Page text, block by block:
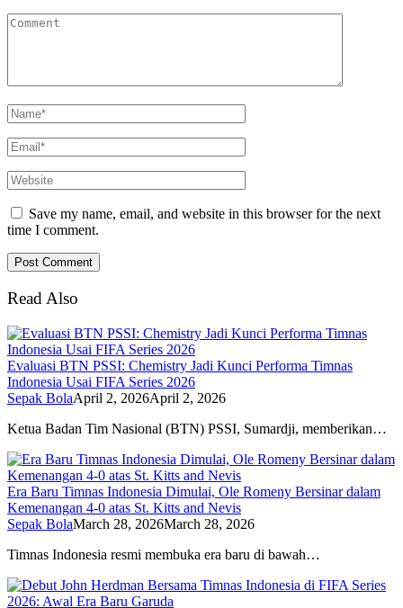
Save my name, email, and website in this browser for the next
time I comment.
Read Also
Evaluasi BTN PSSI: Chemistry Jadi Kunci Performa Timnas
Indonesia Usai FIFA Series 2026
Sepak BolaApril 2, 2026April 2, 2026
Ketua Badan Tim Nasional (BTN) PSSI, Sumardji, memberikan…
Era Baru Timnas Indonesia Dimulai, Ole Romeny Bersinar dalam
Kemenangan 4-0 atas St. Kitts and Nevis
Sepak BolaMarch 28, 2026March 28, 2026
Timnas Indonesia resmi membuka era baru di bawah…